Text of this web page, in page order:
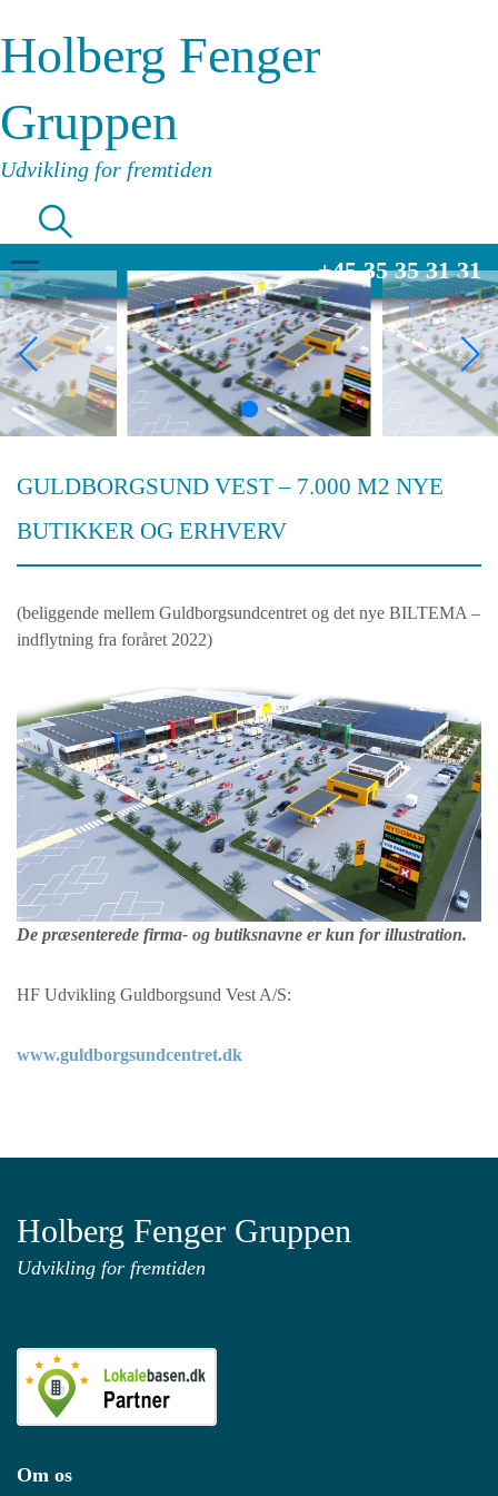
Holberg Fenger
Gruppen
Udvikling for fremtiden
+45 35 35 31 31
GULDBORGSUND VEST – 7.000 M2 NYE
BUTIKKER OG ERHVERV
(beliggende mellem Guldborgsundcentret og det nye BILTEMA –
indflytning fra foråret 2022)
De præsenterede firma- og butiksnavne er kun for illustration.
HF Udvikling Guldborgsund Vest A/S:
www.guldborgsundcentret.dk
Holberg Fenger Gruppen
Udvikling for fremtiden
Om os